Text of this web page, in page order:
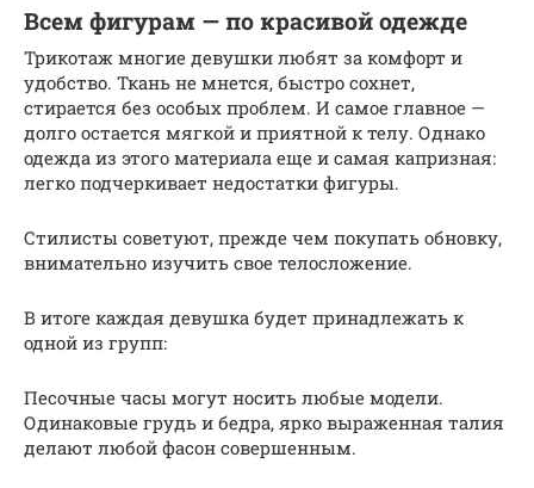
Всем фигурам — по красивой одежде
Трикотаж многие девушки любят за комфорт и
удобство. Ткань не мнется, быстро сохнет,
стирается без особых проблем. И самое главное —
долго остается мягкой и приятной к телу. Однако
одежда из этого материала еще и самая капризная:
легко подчеркивает недостатки фигуры.
Стилисты советуют, прежде чем покупать обновку,
внимательно изучить свое телосложение.
В итоге каждая девушка будет принадлежать к
одной из групп:
Песочные часы могут носить любые модели.
Одинаковые грудь и бедра, ярко выраженная талия
делают любой фасон совершенным.